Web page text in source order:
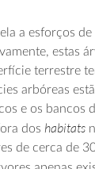
a esforços
estas
terrestre
arbóreas
e os bancos
dos habitats
de cerca de